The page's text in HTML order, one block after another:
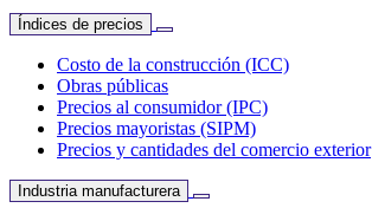
Índices de precios
Costo de la construcción (ICC)
Obras públicas
Precios al consumidor (IPC)
Precios mayoristas (SIPM)
Precios y cantidades del comercio exterior
Industria manufacturera